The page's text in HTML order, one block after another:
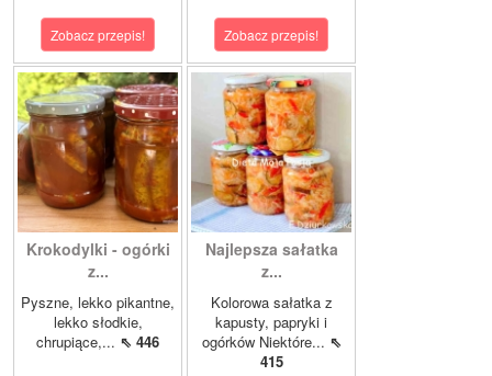
Zobacz przepis! Zobacz przepis!
Krokodylki - ogórki
z...
Pyszne, lekko pikantne,
lekko słodkie,
chrupiące,... ⇖ 446
Najlepsza sałatka
z...
Kolorowa sałatka z
kapusty, papryki i
ogórków Niektóre... ⇖
415